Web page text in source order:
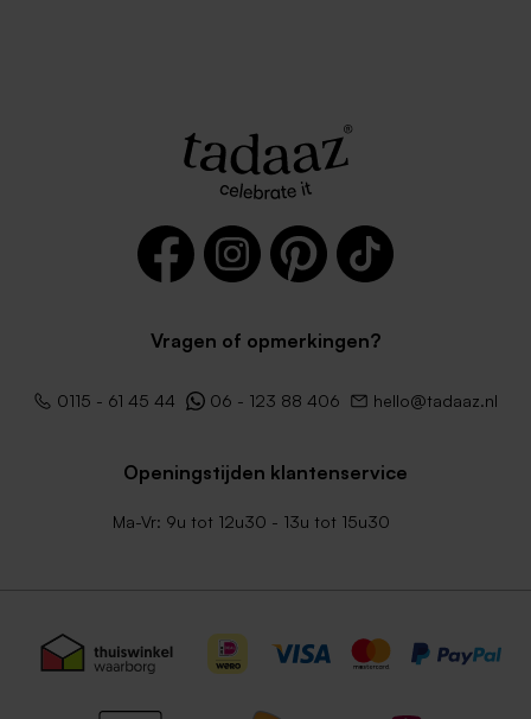
puntklep
puntklep
Zwarte envelop met
Metallic gouden envelop met
Vragen of opmerkingen?
0115 - 61 45 44 06 - 123 88 406 hello@tadaaz.nl
Openingstijden klantenservice
Ma-Vr: 9u tot 12u30 - 13u tot 15u30